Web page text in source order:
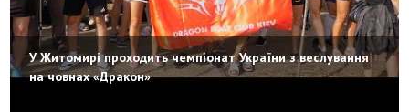
У Житомирі проходить чемпіонат України з веслування
на човнах «Дракон»